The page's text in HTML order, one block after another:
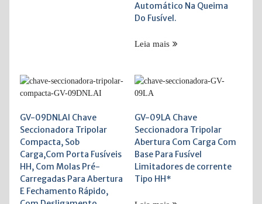
Automático Na Queima
Do Fusível.
Leia mais
GV-09DNLAI Chave
Seccionadora Tripolar
Compacta, Sob
Carga,Com Porta Fusíveis
HH, Com Molas Pré-
Carregadas Para Abertura
E Fechamento Rápido,
GV-09LA Chave
Seccionadora Tripolar
Abertura Com Carga Com
Base Para Fusível
Limitadores de corrente
Tipo HH*